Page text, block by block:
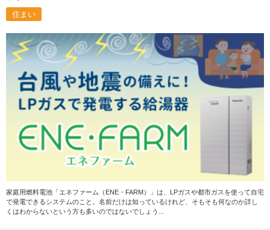
住まい
家庭用燃料電池「エネファーム（ENE・FARM）」は、LPガスや都市ガスを使って自宅
で発電できるシステムのこと。名前だけは知っているけれど、そもそも何なのか詳し
くはわからないという方も多いのではないでしょう...